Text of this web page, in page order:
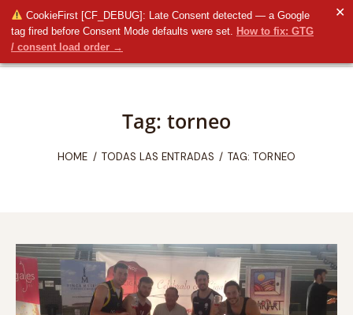
CookieFirst [CF_DEBUG]: Late Consent detected — a Google
tag fired before Consent Mode defaults were set. How to fix: GTG
/ consent load order →
✕
Tag: torneo
HOME TODAS LAS ENTRADAS TAG: TORNEO